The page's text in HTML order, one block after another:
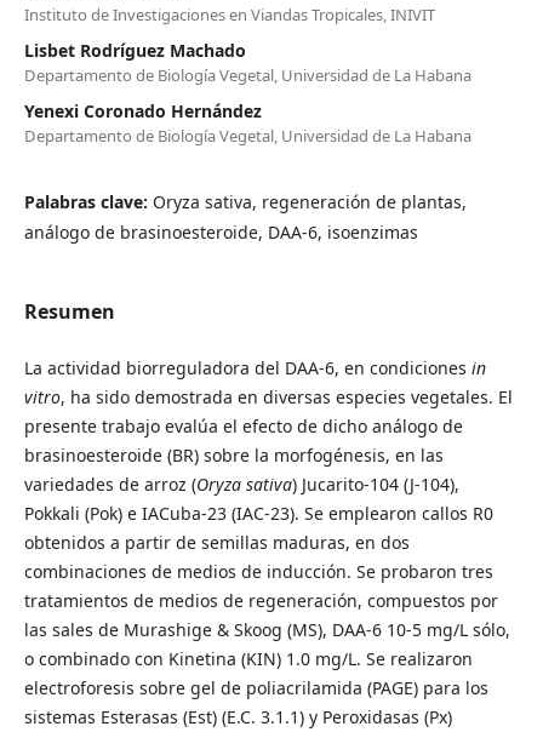
Instituto de Investigaciones en Viandas Tropicales, INIVIT
Lisbet Rodríguez Machado
Departamento de Biología Vegetal, Universidad de La Habana
Yenexi Coronado Hernández
Departamento de Biología Vegetal, Universidad de La Habana
Palabras clave: Oryza sativa, regeneración de plantas,
análogo de brasinoesteroide, DAA-6, isoenzimas
Resumen
La actividad biorreguladora del DAA-6, en condiciones in
vitro, ha sido demostrada en diversas especies vegetales. El
presente trabajo evalúa el efecto de dicho análogo de
brasinoesteroide (BR) sobre la morfogénesis, en las
variedades de arroz (Oryza sativa) Jucarito-104 (J-104),
Pokkali (Pok) e IACuba-23 (IAC-23). Se emplearon callos R0
obtenidos a partir de semillas maduras, en dos
combinaciones de medios de inducción. Se probaron tres
tratamientos de medios de regeneración, compuestos por
las sales de Murashige & Skoog (MS), DAA-6 10-5 mg/L sólo,
o combinado con Kinetina (KIN) 1.0 mg/L. Se realizaron
electroforesis sobre gel de poliacrilamida (PAGE) para los
sistemas Esterasas (Est) (E.C. 3.1.1) y Peroxidasas (Px)